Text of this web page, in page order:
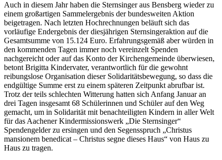
Auch in diesem Jahr haben die Sternsinger aus Bensberg wieder zu
einem großartigen Sammelergebnis der bundesweiten Aktion
beigetragen. Nach letzten Hochrechnungen beläuft sich das
vorläufige Endergebnis der diesjährigen Sternsingeraktion auf die
Gesamtsumme von 15.124 Euro. Erfahrungsgemäß aber würden in
den kommenden Tagen immer noch vereinzelt Spenden
nachgereicht oder auf das Konto der Kirchengemeinde überwiesen,
betont Brigitta Kindervater, verantwortlich für die gewohnt
reibungslose Organisation dieser Solidaritätsbewegung, so dass die
endgültige Summe erst zu einem späteren Zeitpunkt abrufbar ist.
Trotz der teils schlechten Witterung hatten sich Anfang Januar an
drei Tagen insgesamt 68 Schülerinnen und Schüler auf den Weg
gemacht, um in Solidarität mit benachteiligten Kindern in aller Welt
für das Aachener Kindermissionswerk „Die Sternsinger“
Spendengelder zu ersingen und den Segensspruch „Christus
mansionem benedicat – Christus segne dieses Haus“ von Haus zu
Haus zu tragen.